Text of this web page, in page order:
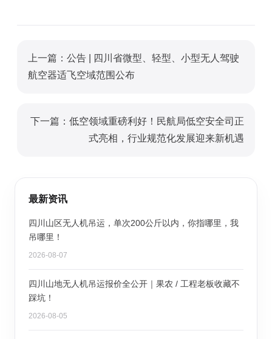
上一篇：公告 | 四川省微型、轻型、小型无人驾驶
航空器适飞空域范围公布
下一篇：低空领域重磅利好！民航局低空安全司正
式亮相，行业规范化发展迎来新机遇
最新资讯
四川山区无人机吊运，单次200公斤以内，你指哪里，我
吊哪里！
2026-08-07
四川山地无人机吊运报价全公开｜果农 / 工程老板收藏不
踩坑！
2026-08-05